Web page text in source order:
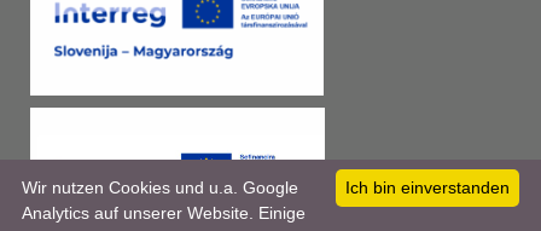
Ich bin einverstanden
Wir nutzen Cookies und u.a. Google
Analytics auf unserer Website. Einige